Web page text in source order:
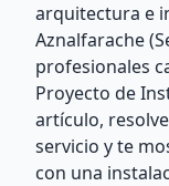
arquitectura e
Aznalfarache
profesionales
Proyecto de
artículo,
servicio y te
con una